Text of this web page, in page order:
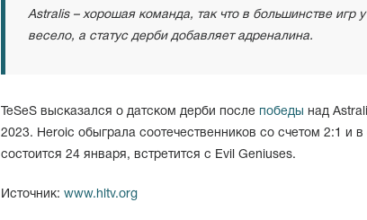
Astralis – хорошая команда, так что в большинстве игр
весело, а статус дерби добавляет адреналина.
TeSeS высказался о датском дерби после победы над
2023. Heroic обыграла соотечественников со счетом 2:1 и
состоится 24 января, встретится с Evil Geniuses.
Источник: www.hltv.org